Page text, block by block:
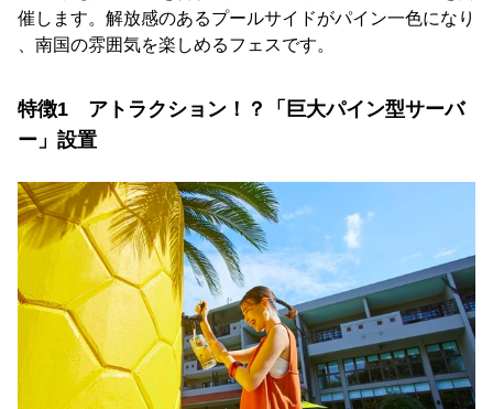
催します。解放感のあるプールサイドがパイン一色になり
、南国の雰囲気を楽しめるフェスです。
特徴1 アトラクション！？「巨大パイン型サーバ
ー」設置